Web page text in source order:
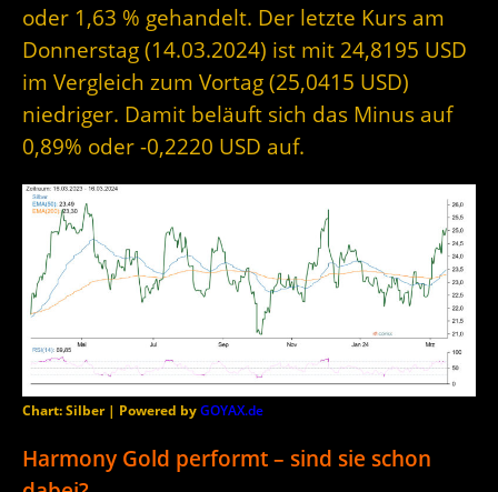
oder 1,63 % gehandelt. Der letzte Kurs am
Donnerstag (14.03.2024) ist mit 24,8195 USD
im Vergleich zum Vortag (25,0415 USD)
niedriger. Damit beläuft sich das Minus auf
0,89% oder -0,2220 USD auf.
Chart: Silber | Powered byGOYAX.de
Harmony Gold performt – sind sie schon